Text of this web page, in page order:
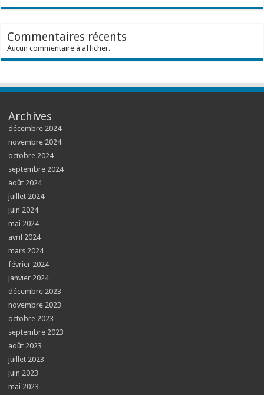
Commentaires récents
Aucun commentaire à afficher.
Archives
décembre 2024
novembre 2024
octobre 2024
septembre 2024
août 2024
juillet 2024
juin 2024
mai 2024
avril 2024
mars 2024
février 2024
janvier 2024
décembre 2023
novembre 2023
octobre 2023
septembre 2023
août 2023
juillet 2023
juin 2023
mai 2023